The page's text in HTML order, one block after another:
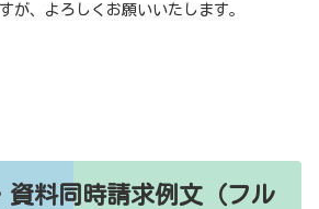
が、よろしくお願いいたします。
資料同時請求例文（フル